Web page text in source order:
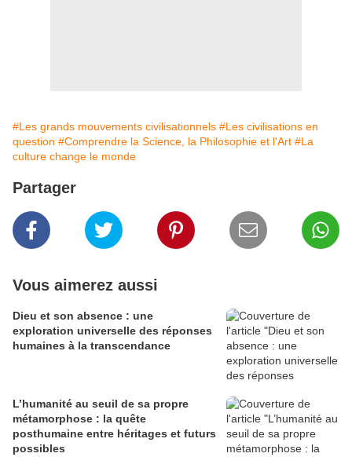
#Les grands mouvements civilisationnels #Les civilisations en
question #Comprendre la Science, la Philosophie et l'Art #La
culture change le monde
Partager
Vous aimerez aussi
Dieu et son absence : une
exploration universelle des réponses
humaines à la transcendance
L’humanité au seuil de sa propre
métamorphose : la quête
posthumaine entre héritages et futurs
possibles